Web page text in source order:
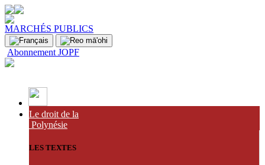
MARCHÉS PUBLICS
Abonnement JOPF
Le droit de la
Polynésie
LES TEXTES